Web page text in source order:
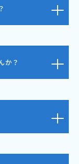
か？